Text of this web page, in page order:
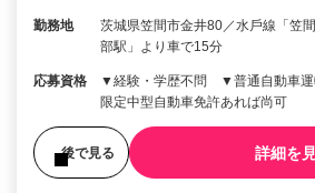
勤務地
茨城県笠間市⾦井80／⽔⼾線「笠
部駅」より⾞で15分
応募資格
▼経験・学歴不問 ▼普通⾃動⾞運
限定中型⾃動⾞免許あれば尚可
後で見る 詳細を